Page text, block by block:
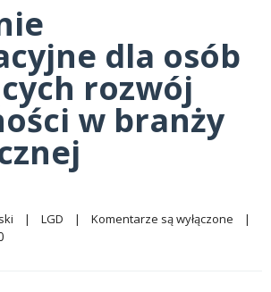
dla osób
rozwój
w branży
| LGD | Komentarze są wyłączone
|